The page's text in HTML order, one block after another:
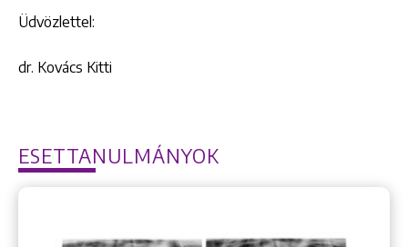
Üdvözlettel:
dr. Kovács Kitti
ESETTANULMÁNYOK